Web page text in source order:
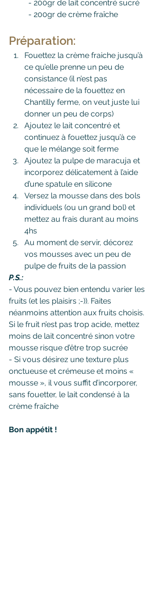
	- 200gr de lait concentré sucré
	- 200gr de crème fraîche
Préparation:
Fouettez la crème fraiche jusqu’à
ce qu’elle prenne un peu de
consistance (il n’est pas
nécessaire de la fouettez en
Chantilly ferme, on veut juste lui
donner un peu de corps)
Ajoutez le lait concentré et
continuez à fouettez jusqu’à ce
que le mélange soit ferme
Ajoutez la pulpe de maracuja et
incorporez délicatement à l’aide
d’une spatule en silicone
Versez la mousse dans des bols
individuels (ou un grand bol) et
mettez au frais durant au moins
4hs
Au moment de servir, décorez
vos mousses avec un peu de
pulpe de fruits de la passion
P.S.:
- Vous pouvez bien entendu varier les
fruits (et les plaisirs ;-)). Faites
néanmoins attention aux fruits choisis.
Si le fruit n’est pas trop acide, mettez
moins de lait concentré sinon votre
mousse risque d’être trop sucrée
- Si vous désirez une texture plus
onctueuse et crémeuse et moins «
mousse », il vous suffit d’incorporer,
sans fouetter, le lait condensé à la
crème fraîche
Bon appétit !